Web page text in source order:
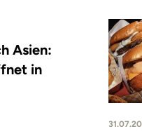
Asien:
in